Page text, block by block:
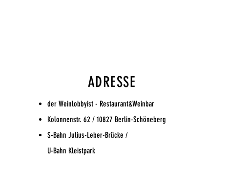
ADRESSE
der Weinlobbyist - Restaurant&Weinbar
Kolonnenstr. 62 / 10827 Berlin-Schöneberg
S-Bahn Julius-Leber-Brücke /
U-Bahn Kleistpark